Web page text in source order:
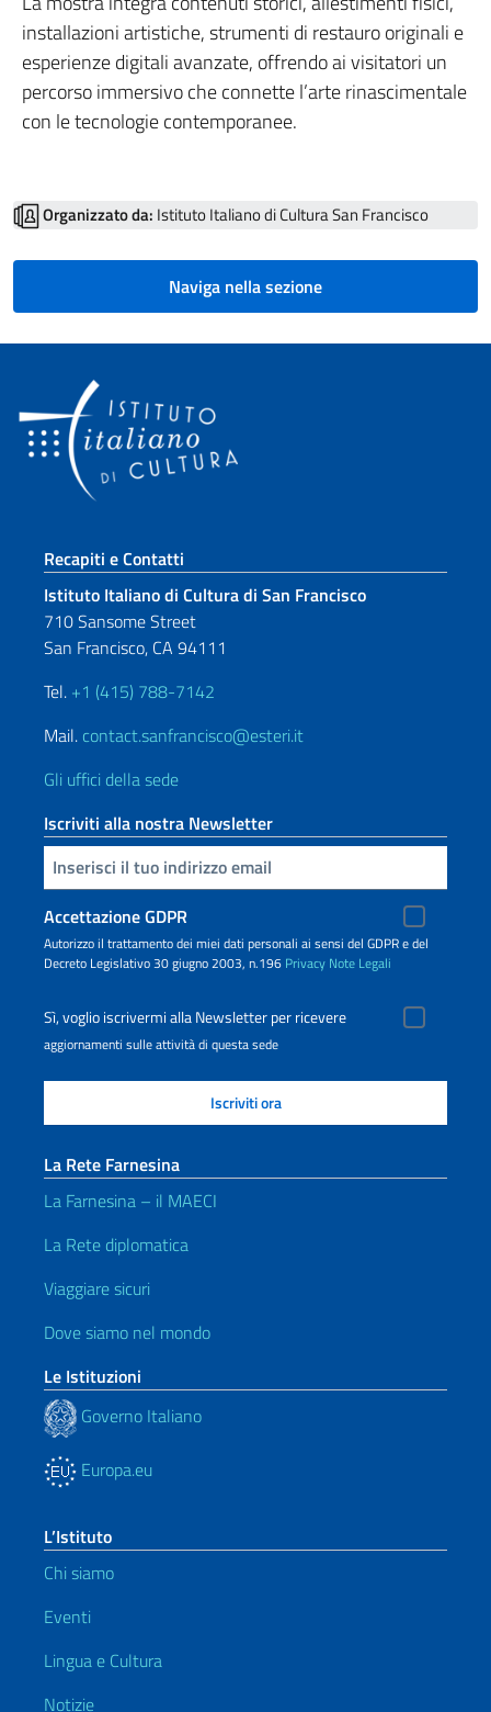
installazioni artistiche, strumenti di restauro originali e
esperienze digitali avanzate, offrendo ai visitatori un
percorso immersivo che connette l’arte rinascimentale
con le tecnologie contemporanee.
Organizzato da: Istituto Italiano di Cultura San Francisco
Naviga nella sezione
Sezione footer
Recapiti e Contatti
Istituto Italiano di Cultura di San Francisco
710 Sansome Street
San Francisco, CA 94111
Tel. +1 (415) 788-7142
Mail. contact.sanfrancisco@esteri.it
Gli uffici della sede
Iscriviti alla nostra Newsletter
Inserisci la tua email
Accettazione GDPR
Autorizzo il trattamento dei miei dati personali ai sensi del GDPR e del
Decreto Legislativo 30 giugno 2003, n.196 Privacy Note Legali
Sì, voglio iscrivermi alla Newsletter per ricevere
aggiornamenti sulle attività di questa sede
La Rete Farnesina
La Farnesina – il MAECI
La Rete diplomatica
Viaggiare sicuri
Dove siamo nel mondo
Le Istituzioni
Governo Italiano
Europa.eu
L’Istituto
Chi siamo
Eventi
Lingua e Cultura
Notizie